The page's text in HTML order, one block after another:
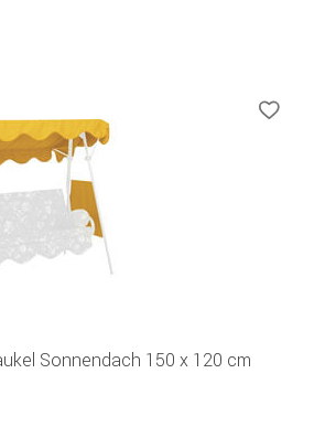
Sonnendach 150 x 120 cm